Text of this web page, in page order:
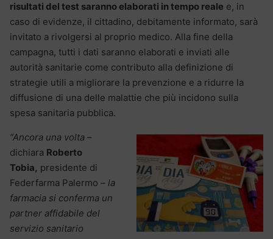
risultati del test saranno elaborati in tempo reale e, in
caso di evidenze, il cittadino, debitamente informato, sarà
invitato a rivolgersi al proprio medico. Alla fine della
campagna, tutti i dati saranno elaborati e inviati alle
autorità sanitarie come contributo alla definizione di
strategie utili a migliorare la prevenzione e a ridurre la
diffusione di una delle malattie che più incidono sulla
spesa sanitaria pubblica.
“Ancora una volta –
dichiara Roberto
Tobia, presidente di
Federfarma Palermo – la
farmacia si conferma un
partner affidabile del
servizio sanitario